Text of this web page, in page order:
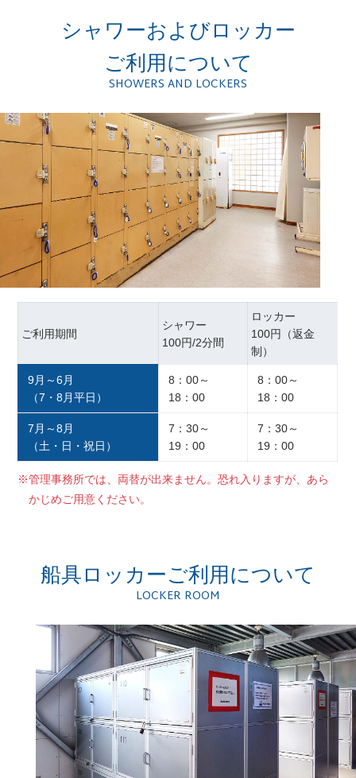
シャワーおよびロッカー
ご利用について
SHOWERS AND LOCKERS
ご利用期間
シャワー
100円/2分間
ロッカー
100円（返金
制）
9月～6月
（7・8月平日）
8：00～
18：00
8：00～
18：00
7月～8月
（土・日・祝日）
7：30～
19：00
7：30～
19：00
※管理事務所では、両替が出来ません。恐れ入りますが、あら
かじめご用意ください。
船具ロッカーご利用について
LOCKER ROOM